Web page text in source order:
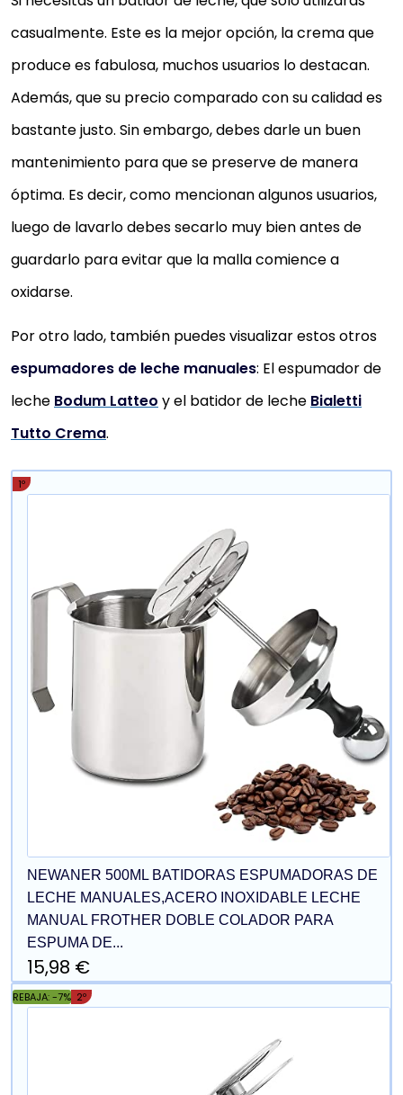
casualmente. Este es la mejor opción, la crema que
produce es fabulosa, muchos usuarios lo destacan.
Además, que su precio comparado con su calidad es
bastante justo. Sin embargo, debes darle un buen
mantenimiento para que se preserve de manera
óptima. Es decir, como mencionan algunos usuarios,
luego de lavarlo debes secarlo muy bien antes de
guardarlo para evitar que la malla comience a
oxidarse.
Por otro lado, también puedes visualizar estos otros
espumadores de leche manuales: El espumador de
leche Bodum Latteo y el batidor de leche Bialetti
Tutto Crema.
1º
NEWANER 500ML BATIDORAS ESPUMADORAS DE
LECHE MANUALES,ACERO INOXIDABLE LECHE
MANUAL FROTHER DOBLE COLADOR PARA
ESPUMA DE...
15,98 €
REBAJA: -7% 2º